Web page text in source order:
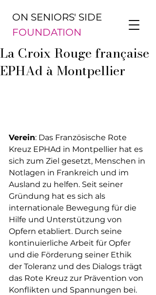
ON SENIORS' SIDE
FOUNDATION
La Croix Rouge française
EPHAd à Montpellier
Verein: Das Französische Rote
Kreuz EPHAd in Montpellier hat es
sich zum Ziel gesetzt, Menschen in
Notlagen in Frankreich und im
Ausland zu helfen. Seit seiner
Gründung hat es sich als
internationale Bewegung für die
Hilfe und Unterstützung von
Opfern etabliert. Durch seine
kontinuierliche Arbeit für Opfer
und die Förderung seiner Ethik
der Toleranz und des Dialogs trägt
das Rote Kreuz zur Prävention von
Konflikten und Spannungen bei.